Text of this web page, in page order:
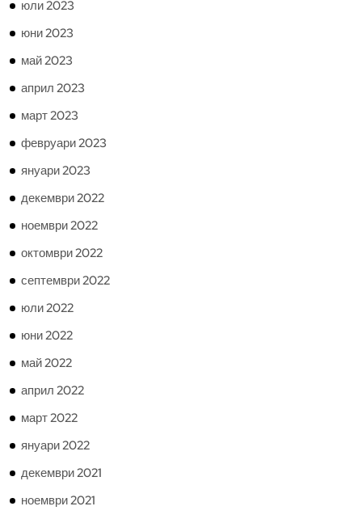
юли 2023
юни 2023
май 2023
април 2023
март 2023
февруари 2023
януари 2023
декември 2022
ноември 2022
октомври 2022
септември 2022
юли 2022
юни 2022
май 2022
април 2022
март 2022
януари 2022
декември 2021
ноември 2021